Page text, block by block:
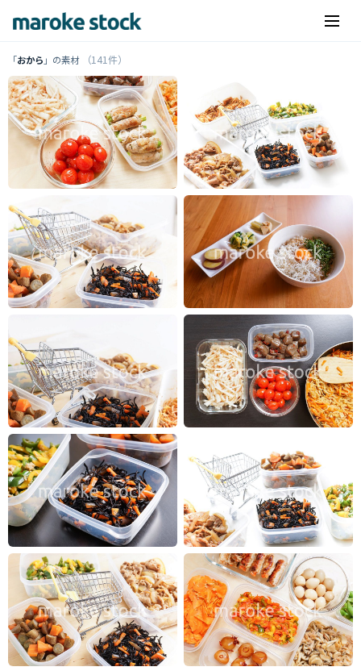
「おから 」の素材 （141件）